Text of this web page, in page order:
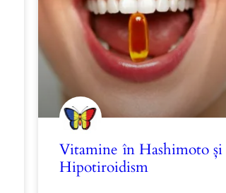
Vitamine în Hashimoto și
Hipotiroidism